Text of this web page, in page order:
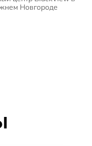
Новгороде